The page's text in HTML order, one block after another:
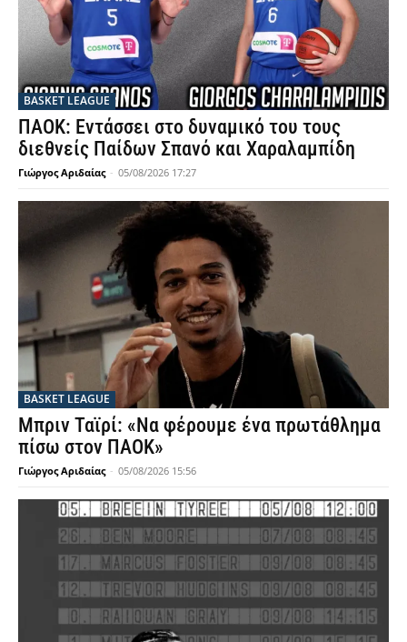
BASKET LEAGUE
ΠΑΟΚ: Εντάσσει στο δυναμικό του τους
διεθνείς Παίδων Σπανό και Χαραλαμπίδη
Γιώργος Αριδαίας - 05/08/2026 17:27
BASKET LEAGUE
Μπριν Ταϊρί: «Να φέρουμε ένα πρωτάθλημα
πίσω στον ΠΑΟΚ»
Γιώργος Αριδαίας - 05/08/2026 15:56